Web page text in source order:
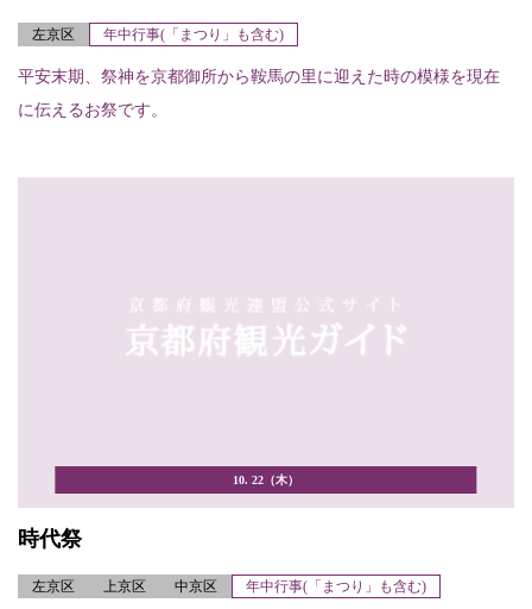
左京区 年中行事(「まつり」も含む)
平安末期、祭神を京都御所から鞍馬の里に迎えた時の模様を現在
に伝えるお祭です。
10. 22（木）
時代祭
左京区 上京区 中京区 年中行事(「まつり」も含む)